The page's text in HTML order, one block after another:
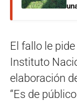
El fallo le
Instituto
elaboración
“Es de